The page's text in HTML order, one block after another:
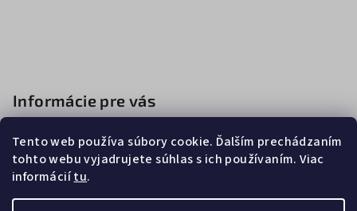
Tento web používa súbory cookie. Ďalším prechádzaním
tohto webu vyjadrujete súhlas s ich používaním. Viac
informáciítu.
Informácie pre vás
Ako nakupovať
Obchodné podmienky
Podmienky ochrany osobných údajov